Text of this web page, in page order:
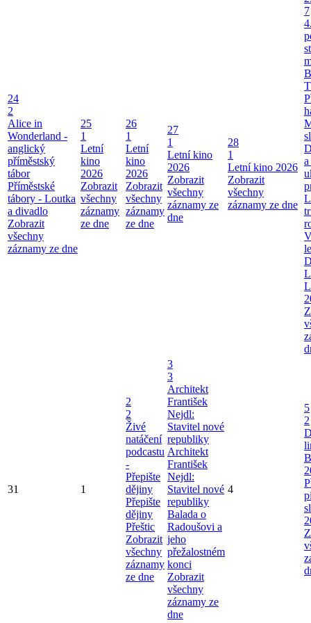
24
2
Alice in
Wonderland -
anglický
příměstský
tábor
Příměstské
tábory - Loutka
a divadlo
Zobrazit
všechny
záznamy ze dne
25
1
Letní
kino
2026
Zobrazit
všechny
záznamy
ze dne
26
1
Letní
kino
2026
Zobrazit
všechny
záznamy
ze dne
27
1
Letní kino
2026
Zobrazit
všechny
záznamy ze
dne
28
1
Letní kino 2026
Zobrazit
všechny
záznamy ze dne
7
31 1
2
2
Živé
natáčení
podcastu
-
Přepište
dějiny
Přepište
dějiny
Přeštic
Zobrazit
všechny
záznamy
ze dne
3
3
Architekt
František
Nejdl:
Stavitel nové
republiky
Architekt
František
Nejdl:
Stavitel nové
republiky
Balada o
Radoušovi a
jeho
přežalostném
konci
Zobrazit
všechny
záznamy ze
dne
4
5
2